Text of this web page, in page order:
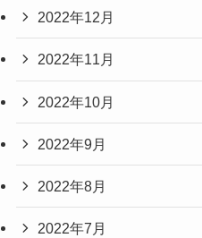
2022年12月
2022年11月
2022年10月
2022年9月
2022年8月
2022年7月